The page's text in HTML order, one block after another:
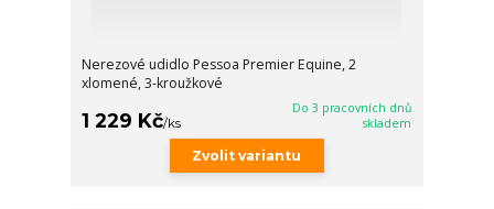
Nerezové udidlo Pessoa Premier Equine, 2
xlomené, 3-kroužkové
1 229 Kč/ks
Do 3 pracovních dnů
skladem
Zvolit variantu